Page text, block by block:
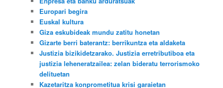
Europari begira
Euskal kultura
Giza eskubideak mundu zatitu honetan
Gizarte berri baterantz: berrikuntza eta aldaketa
Justizia bizikidetzarako. Justizia erretributiboa eta
justizia leheneratzailea: zelan bideratu terrorismoko
delituetan
Kazetaritza konprometitua krisi garaietan